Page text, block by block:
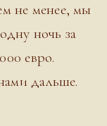
не менее, мы
ночь за
евро.
дальше.